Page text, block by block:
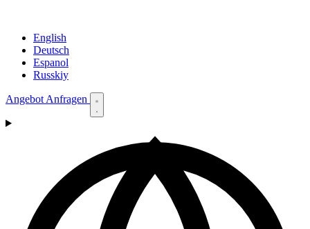
English
Deutsch
Espanol
Russkiy
Angebot Anfragen